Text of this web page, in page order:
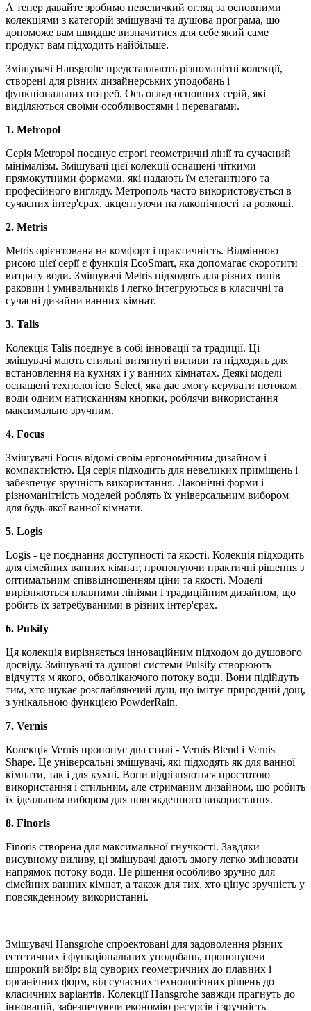
А тепер давайте зробимо невеличкий огляд за основними
колекціями з категорій змішувачі та душова програма, що
допоможе вам швидше визначитися для себе який саме
продукт вам підходить найбільше.
Змішувачі Hansgrohe представляють різноманітні колекції,
створені для різних дизайнерських уподобань і
функціональних потреб. Ось огляд основних серій, які
виділяються своїми особливостями і перевагами.
1. Metropol
Серія Metropol поєднує строгі геометричні лінії та сучасний
мінімалізм. Змішувачі цієї колекції оснащені чіткими
прямокутними формами, які надають їм елегантного та
професійного вигляду. Метрополь часто використовується в
сучасних інтер'єрах, акцентуючи на лаконічності та розкоші.
2. Metris
Metris орієнтована на комфорт і практичність. Відмінною
рисою цієї серії є функція EcoSmart, яка допомагає скоротити
витрату води. Змішувачі Metris підходять для різних типів
раковин і умивальників і легко інтегруються в класичні та
сучасні дизайни ванних кімнат.
3. Talis
Колекція Talis поєднує в собі інновації та традиції. Ці
змішувачі мають стильні витягнуті виливи та підходять для
встановлення на кухнях і у ванних кімнатах. Деякі моделі
оснащені технологією Select, яка дає змогу керувати потоком
води одним натисканням кнопки, роблячи використання
максимально зручним.
4. Focus
Змішувачі Focus відомі своїм ергономічним дизайном і
компактністю. Ця серія підходить для невеликих приміщень і
забезпечує зручність використання. Лаконічні форми і
різноманітність моделей роблять їх універсальним вибором
для будь-якої ванної кімнати.
5. Logis
Logis - це поєднання доступності та якості. Колекція підходить
для сімейних ванних кімнат, пропонуючи практичні рішення з
оптимальним співвідношенням ціни та якості. Моделі
вирізняються плавними лініями і традиційним дизайном, що
робить їх затребуваними в різних інтер'єрах.
6. Pulsify
Ця колекція вирізняється інноваційним підходом до душового
досвіду. Змішувачі та душові системи Pulsify створюють
відчуття м'якого, обволікаючого потоку води. Вони підійдуть
тим, хто шукає розслабляючий душ, що імітує природний дощ,
з унікальною функцією PowderRain.
7. Vernis
Колекція Vernis пропонує два стилі - Vernis Blend і Vernis
Shape. Це універсальні змішувачі, які підходять як для ванної
кімнати, так і для кухні. Вони відрізняються простотою
використання і стильним, але стриманим дизайном, що робить
їх ідеальним вибором для повсякденного використання.
8. Finoris
Finoris створена для максимальної гнучкості. Завдяки
висувному виливу, ці змішувачі дають змогу легко змінювати
напрямок потоку води. Це рішення особливо зручно для
сімейних ванних кімнат, а також для тих, хто цінує зручність у
повсякденному використанні.
Змішувачі Hansgrohe спроектовані для задоволення різних
естетичних і функціональних уподобань, пропонуючи
широкий вибір: від суворих геометричних до плавних і
органічних форм, від сучасних технологічних рішень до
класичних варіантів. Колекції Hansgrohe завжди прагнуть до
інновацій, забезпечуючи економію ресурсів і зручність